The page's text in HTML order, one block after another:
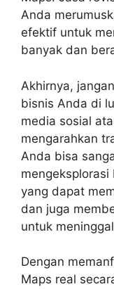
Anda
efektif untuk
banyak dan
Akhirnya,
bisnis Anda di
media sosial
mengarahkan
Anda bisa
yang dapat
dan juga
untuk
Dengan
Maps real